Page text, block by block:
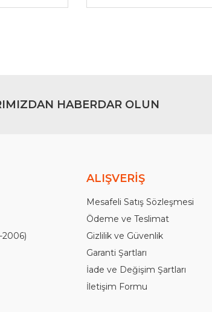
HABERDAR OLUN
ALIŞVERİŞ
Mesafeli Satış Sözleşmesi
Ödeme ve Teslimat
Gizlilik ve Güvenlik
Garanti Şartları
İade ve Değişim Şartları
İletişim Formu